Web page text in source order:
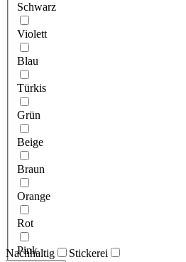
Schwarz
Violett
Blau
Türkis
Grün
Beige
Braun
Orange
Rot
Pink
Nachhaltig Stickerei